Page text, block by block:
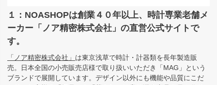
１：NOASHOPは創業４０年以上、時計専業老舗メ
ーカー「ノア精密株式会社」の直営公式サイトで
す。
「ノア精密株式会社」 は東京浅草で時計・計器類を長年製造販
売。日本全国の小売販売店様で取り扱いいただき「MAG」という
ブランドで展開しています。デザイン以外にも機能や品質にこだ